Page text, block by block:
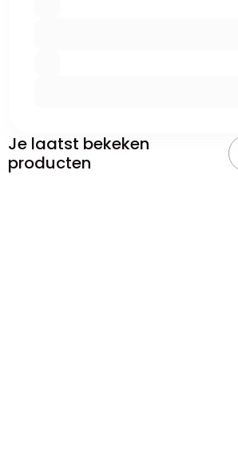
Je laatst bekeken
producten